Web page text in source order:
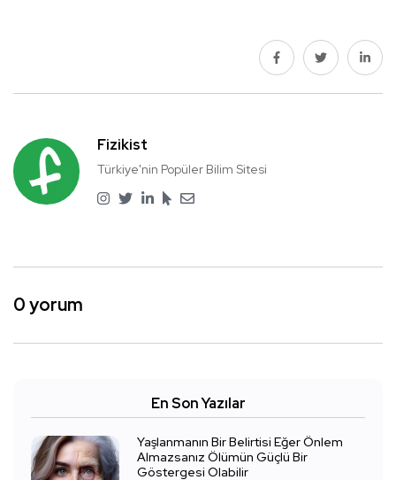
Fizikist
Türkiye'nin Popüler Bilim Sitesi
0 yorum
En Son Yazılar
Yaşlanmanın Bir Belirtisi Eğer Önlem
Almazsanız Ölümün Güçlü Bir
Göstergesi Olabilir